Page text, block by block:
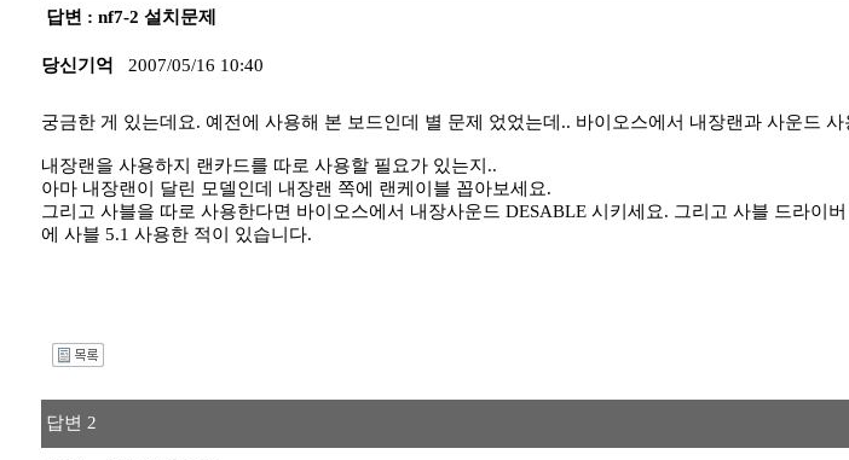
답변 : nf7-2 설치문제
당신기억 2007/05/16 10:40
궁금한 게 있는데요. 예전에 사용해 본 보드인데 별 문제 었었는데.. 바이오스에서 내장랜과 사운드
내장랜을 사용하지 랜카드를 따로 사용할 필요가 있는지..
아마 내장랜이 달린 모델인데 내장랜 쪽에 랜케이블 꼽아보세요.
그리고 사블을 따로 사용한다면 바이오스에서 내장사운드 DESABLE 시키세요. 그리고 사블 드라
에 사블 5.1 사용한 적이 있습니다.
답변 2